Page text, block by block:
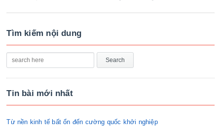
Tìm kiếm nội dung
Tin bài mới nhất
Từ nền kinh tế bất ổn đến cường quốc khởi nghiệp